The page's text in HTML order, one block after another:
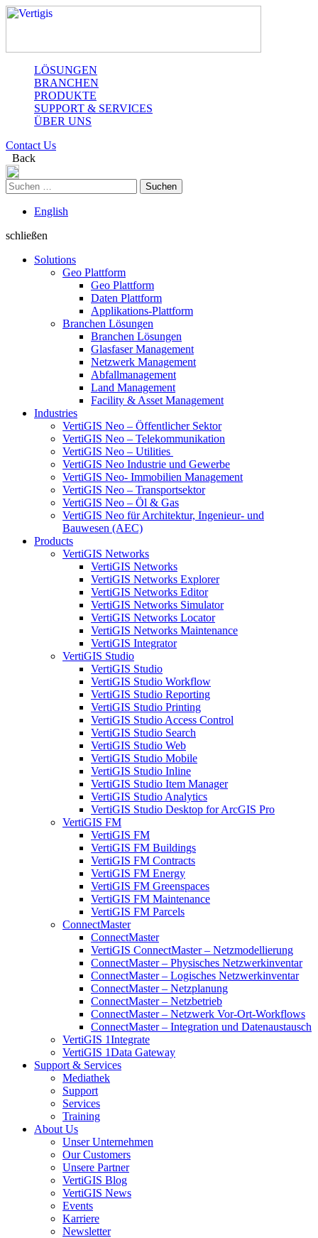
LÖSUNGEN
BRANCHEN
PRODUKTE
SUPPORT & SERVICES
ÜBER UNS
Contact Us
Back
Suchen
nach:
English
schließen
Solutions
Geo Plattform
Geo Plattform
Daten Plattform
Applikations-Plattform
Branchen Lösungen
Branchen Lösungen
Glasfaser Management
Netzwerk Management
Abfallmanagement
Land Management
Facility & Asset Management
Industries
VertiGIS Neo – Öffentlicher Sektor
VertiGIS Neo – Telekommunikation
VertiGIS Neo – Utilities
VertiGIS Neo Industrie und Gewerbe
VertiGIS Neo- Immobilien Management
VertiGIS Neo – Transportsektor
VertiGIS Neo – Öl & Gas
VertiGIS Neo für Architektur, Ingenieur- und
Bauwesen (AEC)
Products
VertiGIS Networks
VertiGIS Networks
VertiGIS Networks Explorer
VertiGIS Networks Editor
VertiGIS Networks Simulator
VertiGIS Networks Locator
VertiGIS Networks Maintenance
VertiGIS Integrator
VertiGIS Studio
VertiGIS Studio
VertiGIS Studio Workflow
VertiGIS Studio Reporting
VertiGIS Studio Printing
VertiGIS Studio Access Control
VertiGIS Studio Search
VertiGIS Studio Web
VertiGIS Studio Mobile
VertiGIS Studio Inline
VertiGIS Studio Item Manager
VertiGIS Studio Analytics
VertiGIS Studio Desktop for ArcGIS Pro
VertiGIS FM
VertiGIS FM
VertiGIS FM Buildings
VertiGIS FM Contracts
VertiGIS FM Energy
VertiGIS FM Greenspaces
VertiGIS FM Maintenance
VertiGIS FM Parcels
ConnectMaster
ConnectMaster
VertiGIS ConnectMaster – Netzmodellierung
ConnectMaster – Physisches Netzwerkinventar
ConnectMaster – Logisches Netzwerkinventar
ConnectMaster – Netzplanung
ConnectMaster – Netzbetrieb
ConnectMaster – Netzwerk Vor-Ort-Workflows
ConnectMaster – Integration und Datenaustausch
VertiGIS 1Integrate
VertiGIS 1Data Gateway
Support & Services
Mediathek
Support
Services
Training
About Us
Unser Unternehmen
Our Customers
Unsere Partner
VertiGIS Blog
VertiGIS News
Events
Karriere
Newsletter